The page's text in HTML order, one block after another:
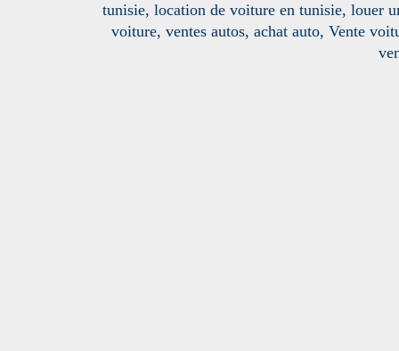
tunisie, location de voiture en tunisie, louer
voiture, ventes autos, achat auto, Vente